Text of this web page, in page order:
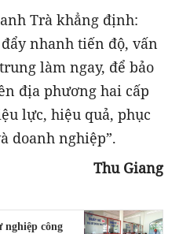
Trà khẳng định:
nhanh tiến độ, vấn
làm ngay, để bảo
địa phương hai cấp
lực, hiệu quả, phục
doanh nghiệp”.
Thu Giang
công